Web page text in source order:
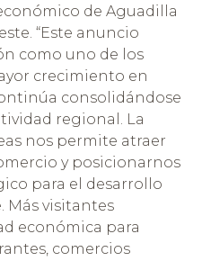
de Aguadilla
“Este anuncio
como uno de los
crecimiento en
consolidándose
regional. La
nos permite atraer
y posicionarnos
para el desarrollo
Más visitantes
económica para
comercios